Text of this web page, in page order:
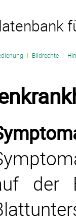
| Bildrechte |
der